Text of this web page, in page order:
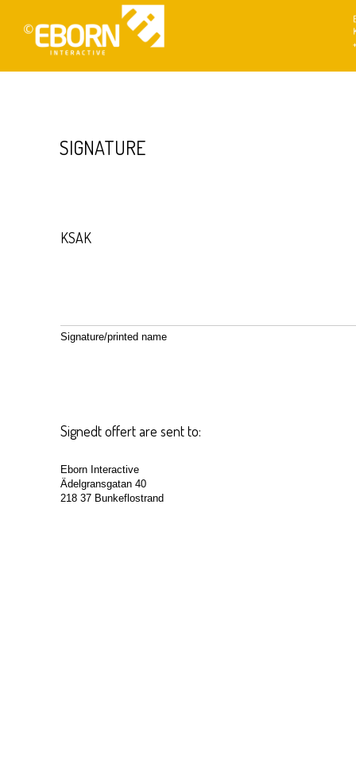
SIGNATURE
KSAK
Signature/printed name
Signedt offert are sent to:
Eborn Interactive
Ädelgransgatan 40
218 37 Bunkeflostrand